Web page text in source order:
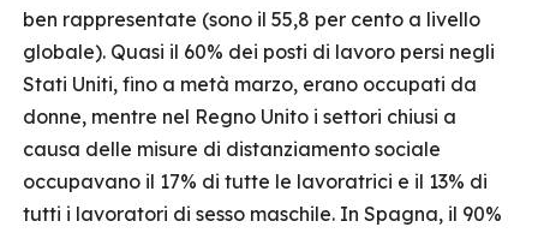
ben rappresentate (sono il 55,8 per cento a livello
globale). Quasi il 60% dei posti di lavoro persi negli
Stati Uniti, fino a metà marzo, erano occupati da
donne, mentre nel Regno Unito i settori chiusi a
causa delle misure di distanziamento sociale
occupavano il 17% di tutte le lavoratrici e il 13% di
tutti i lavoratori di sesso maschile. In Spagna, il 90%